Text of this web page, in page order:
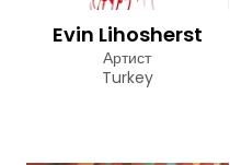
Evin Lihosherst
Артист
Turkey